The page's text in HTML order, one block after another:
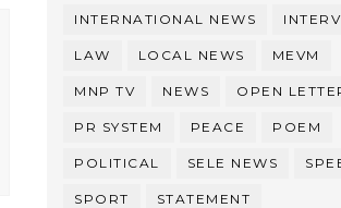
INTERNATIONAL NEWS
LAW LOCAL NEWS MEVM
MNP TV NEWS OPEN
PR SYSTEM PEACE POEM
POLITICAL SELE NEWS
SPORT STATEMENT